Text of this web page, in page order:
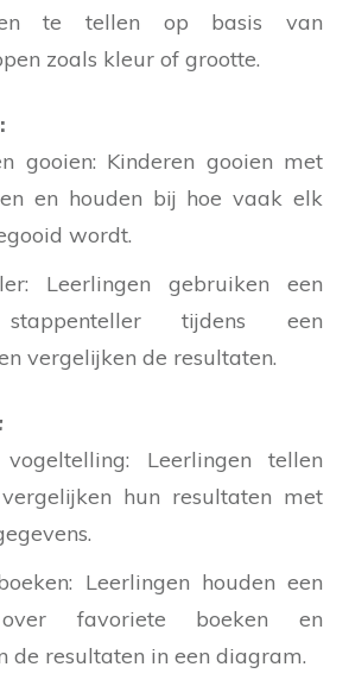
te tellen op basis van
zoals kleur of grootte.
gooien: Kinderen gooien met
en houden bij hoe vaak elk
wordt.
Leerlingen gebruiken een
tijdens een
vergelijken de resultaten.
vogeltelling: Leerlingen tellen
hun resultaten met
Leerlingen houden een
favoriete boeken en
de resultaten in een diagram.